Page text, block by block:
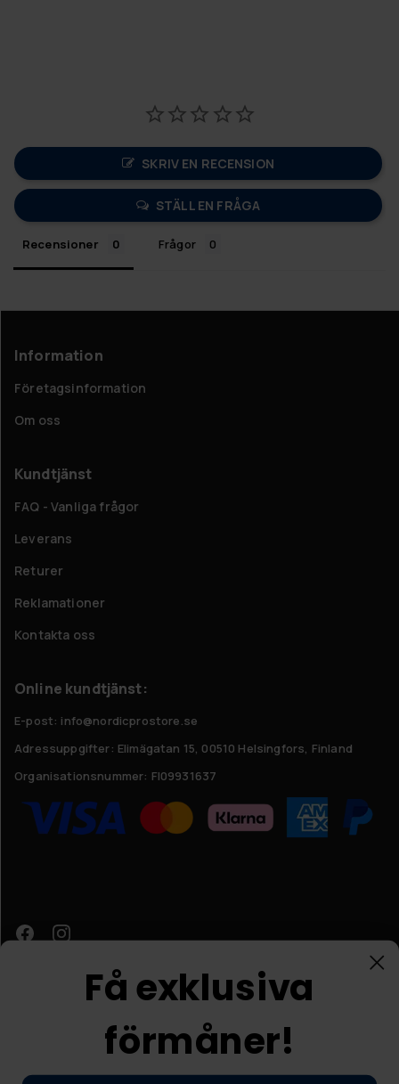
SKRIV EN RECENSION
STÄLL EN FRÅGA
Recensioner Frågor
Information
Företagsinformation
Om oss
Kundtjänst
FAQ - Vanliga frågor
Leverans
Returer
Reklamationer
Kontakta oss
Online kundtjänst:
E-post: info@nordicprostore.se
Adressuppgifter: Elimägatan 15, 00510 Helsingfors, Finland
Organisationsnummer: FI09931637
Få exklusiva
förmåner!